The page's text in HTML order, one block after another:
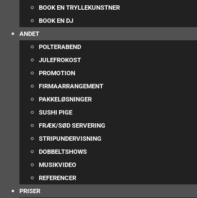
BOOK EN TRYLLEKUNSTNER
BOOK EN DJ
ANDET
POLTERABEND
JULEFROKOST
PROMOTION
FIRMAARRANGEMENT
PAKKELØSNINGER
SUSHI PIGE
FRÆK/SØD SERVERING
STRIPUNDERVISNING
DOBBELTSHOWS
MUSIKVIDEO
REFERENCER
PRISER